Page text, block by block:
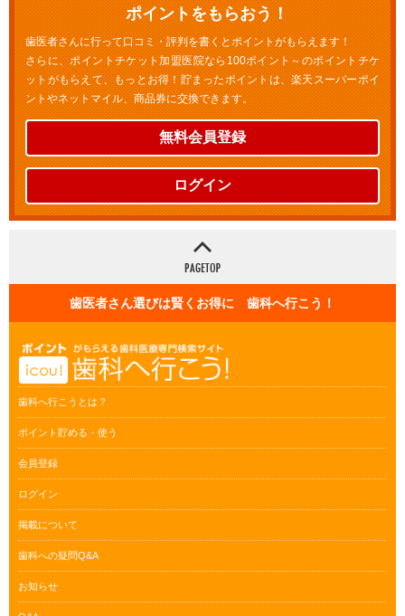
ポイントをもらおう！
歯医者さんに行って口コミ・評判を書くとポイントがもらえます！
さらに、ポイントチケット加盟医院なら100ポイント～のポイントチケ
ットがもらえて、もっとお得！貯まったポイントは、楽天スーパーポイ
ントやネットマイル、商品券に交換できます。
無料会員登録
ログイン
歯医者さん選びは賢くお得に 歯科へ行こう！
歯科へ行こうとは？
ポイント貯める・使う
会員登録
ログイン
掲載について
歯科への疑問Q&A
お知らせ